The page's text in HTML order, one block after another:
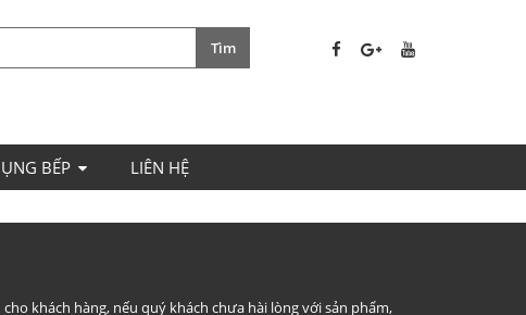
BẾP LIÊN HỆ
cho khách hàng, nếu quý khách chưa hài lòng với sản phẩm,